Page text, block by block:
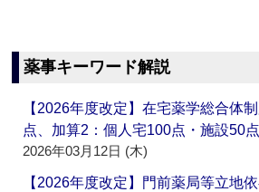
薬事キーワード解説
【2026年度改定】在宅薬学総合体
点、加算2：個人宅100点・施設50
2026年03月12日 (木)
【2026年度改定】門前薬局等立地